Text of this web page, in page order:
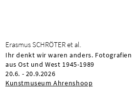
Erasmus SCHRÖTER et al.
Ihr denkt wir waren anders. Fotografien
aus Ost und West 1945-1989
20.6. - 20.9.2026
Kunstmuseum Ahrenshoop